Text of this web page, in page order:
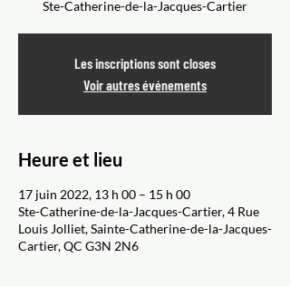
Ste-Catherine-de-la-Jacques-Cartier
Les inscriptions sont closes
Voir autres événements
Heure et lieu
17 juin 2022, 13 h 00 – 15 h 00
Ste-Catherine-de-la-Jacques-Cartier, 4 Rue
Louis Jolliet, Sainte-Catherine-de-la-Jacques-
Cartier, QC G3N 2N6